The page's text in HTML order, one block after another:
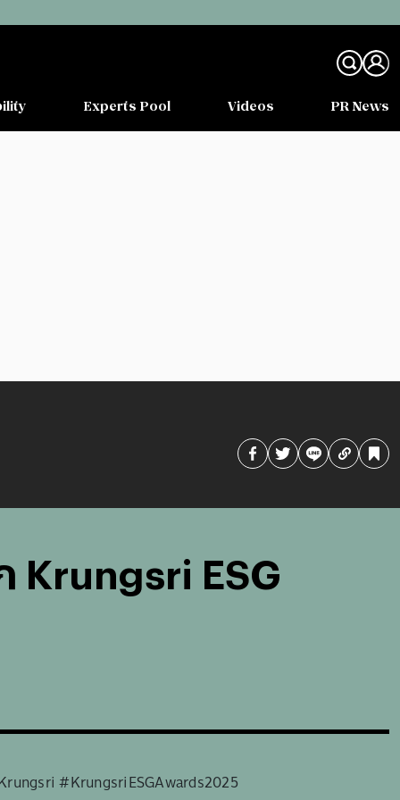
Experts Pool Videos PR News
Krungsri ESG
#KrungsriESGAwards2025